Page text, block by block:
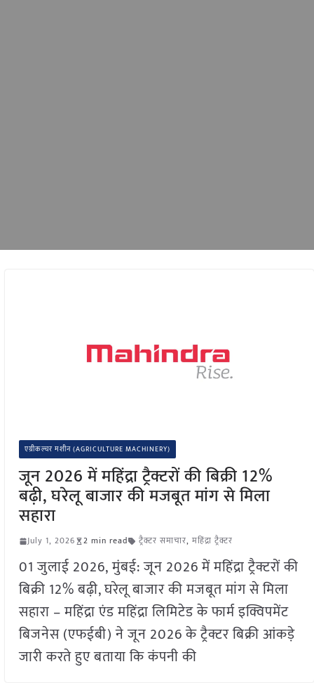
एग्रीकल्चर मशीन (AGRICULTURE MACHINERY)
जून 2026 में महिंद्रा ट्रैक्टरों की बिक्री 12%
बढ़ी, घरेलू बाजार की मजबूत मांग से मिला
सहारा
July 1, 2026 2 min read ट्रैक्टर समाचार, महिंद्रा ट्रैक्टर
01 जुलाई 2026, मुंबई: जून 2026 में महिंद्रा ट्रैक्टरों की
बिक्री 12% बढ़ी, घरेलू बाजार की मजबूत मांग से मिला
सहारा – महिंद्रा एंड महिंद्रा लिमिटेड के फार्म इक्विपमेंट
बिजनेस (एफईबी) ने जून 2026 के ट्रैक्टर बिक्री आंकड़े
जारी करते हुए बताया कि कंपनी की